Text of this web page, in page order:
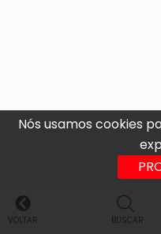
Nós usamos cookies
VOLTAR BUSCAR